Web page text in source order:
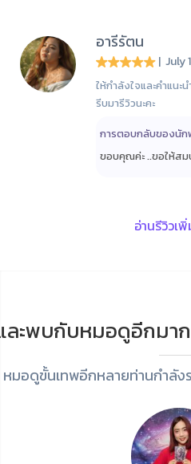
อารีรัตน
| July
ให้กำลังใจและคำแน
รีบมารีวิวนะคะ
การตอบกลับของนั
ขอบคุณค่ะ ..ขอให้สม
อ่านรีวิวเ
ละพบกับหมอดูอีกมา
หมอดูขั้นเทพอีกหลายท่านกำลั